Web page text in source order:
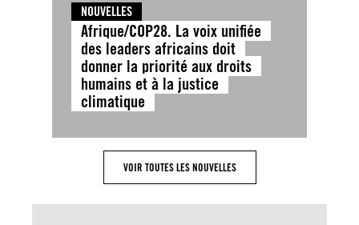
NOUVELLES
Afrique/COP28. La voix unifiée
des leaders africains doit
donner la priorité aux droits
humains et à la justice
climatique
VOIR TOUTES LES NOUVELLES